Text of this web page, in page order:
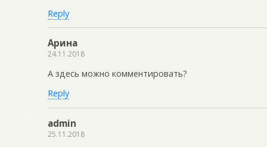
Reply
Арина
24.11.2018
А здесь можно комментировать?
Reply
admin
25.11.2018